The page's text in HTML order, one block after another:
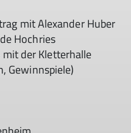
mit Alexander Huber
Hochries
der Kletterhalle
Gewinnspiele)